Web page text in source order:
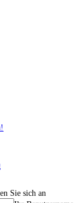
Sie sich an